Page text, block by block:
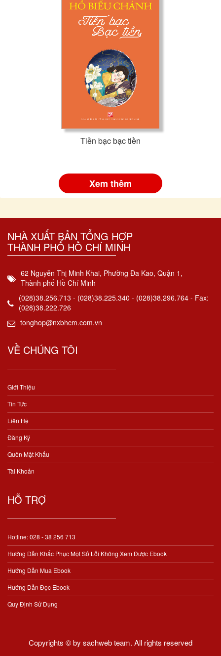
Tiền bạc bạc tiền
Xem thêm
NHÀ XUẤT BẢN TỔNG HỢP
THÀNH PHỐ HỒ CHÍ MINH
62 Nguyễn Thị Minh Khai, Phường Đa Kao, Quận 1,
Thành phố Hồ Chí Minh
(028)38.256.713 - (028)38.225.340 - (028)38.296.764 - Fax:
(028)38.222.726
tonghop@nxbhcm.com.vn
VỀ CHÚNG TÔI
Giới Thiệu
Tin Tức
Liên Hệ
Đăng Ký
Quên Mật Khẩu
Tài Khoản
HỖ TRỢ
Hotline: 028 - 38 256 713
Hướng Dẫn Khắc Phục Một Số Lỗi Không Xem Được Ebook
Hướng Dẫn Mua Ebook
Hướng Dẫn Đọc Ebook
Quy Định Sử Dụng
Copyrights © by sachweb team. All rights reserved